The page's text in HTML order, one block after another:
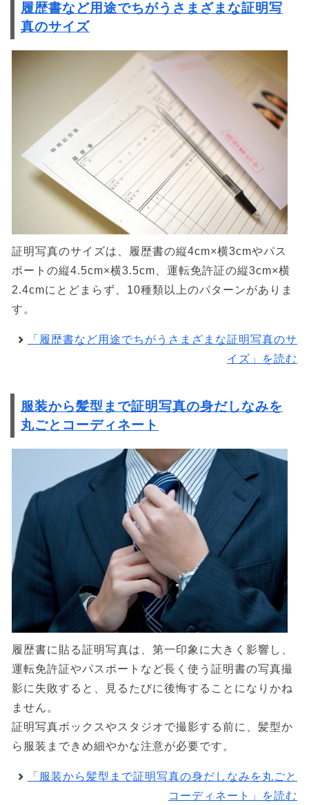
履歴書など用途でちがうさまざまな証明写
真のサイズ
証明写真のサイズは、履歴書の縦4cm×横3cmやパス
ポートの縦4.5cm×横3.5cm、運転免許証の縦3cm×横
2.4cmにとどまらず、10種類以上のパターンがありま
す。
「履歴書など用途でちがうさまざまな証明写真のサ
イズ」を読む
服装から髪型まで証明写真の身だしなみを
丸ごとコーディネート
履歴書に貼る証明写真は、第一印象に大きく影響し、
運転免許証やパスポートなど長く使う証明書の写真撮
影に失敗すると、見るたびに後悔することになりかね
ません。
証明写真ボックスやスタジオで撮影する前に、髪型か
ら服装まできめ細やかな注意が必要です。
「服装から髪型まで証明写真の身だしなみを丸ごと
コーディネート」を読む